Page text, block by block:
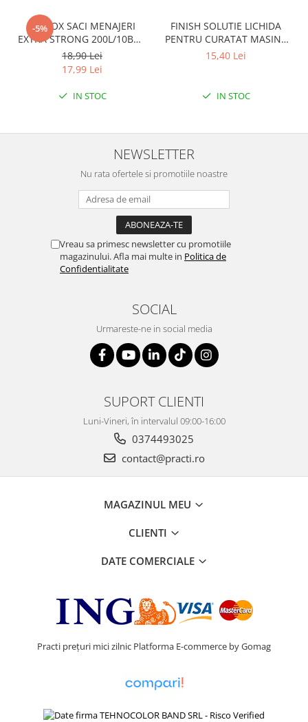
-5%
CLINOX SACI MENAJERI
EXTRA STRONG 200L/10BUC
LDPE NEGRI (90*122CM)
ETICHETA MOV
18,90 Lei
17,99 Lei
IN STOC
FINISH SOLUTIE LICHIDA
PENTRU CURATAT MASINA
DE SPALAT VASE 250ML
15,40 Lei
IN STOC
NEWSLETTER
Nu rata ofertele si promotiile noastre
Vreau sa primesc newsletter cu promotiile
magazinului. Afla mai multe in Politica de
Confidentialitate
SOCIAL
Urmareste-ne in social media
SUPORT CLIENTI
Luni-Vineri, în intervalul 09:00-16:00
0374493025
contact@practi.ro
MAGAZINUL MEU
CLIENTI
DATE COMERCIALE
Practi prețuri mici zilnic Platforma E-commerce by Gomag